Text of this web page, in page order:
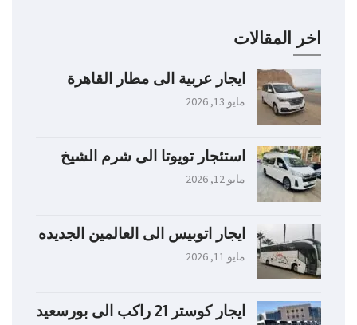
اخر المقالات
ايجار عربية الى مطار القاهرة
مايو 13, 2026
استئجار تويوتا الى شرم الشيخ
مايو 12, 2026
ايجار اتوبيس الى العالمين الجديده
مايو 11, 2026
ايجار كوستر 21 راكب الى بورسعيد